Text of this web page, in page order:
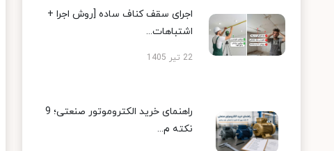
اجرای سقف کناف ساده [روش اجرا +
اشتباهات...
22 تیر 1405
راهنمای خرید الکتروموتور صنعتی؛ 9
نکته م...